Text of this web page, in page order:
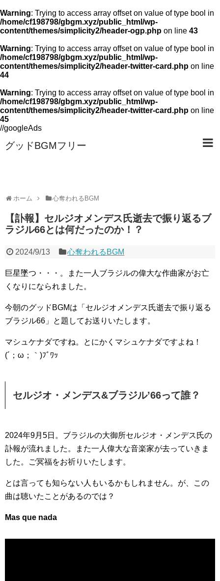
Warning: Trying to access array offset on value of type bool in
/home/cf198798/gbgm.xyz/public_html/wp-
content/themes/simplicity2/header-ogp.php on line 43
Warning: Trying to access array offset on value of type bool in
/home/cf198798/gbgm.xyz/public_html/wp-
content/themes/simplicity2/header-twitter-card.php on line
44
Warning: Trying to access array offset on value of type bool in
/home/cf198798/gbgm.xyz/public_html/wp-
content/themes/simplicity2/header-twitter-card.php on line
45
//googleAds
グッドBGMフリー
ホーム 心奪われるBGM
【訃報】セルジオメンデス氏逝去で振り返るブ
ラジル66とは何だったのか！？
2024/9/13 心奪われるBGM
巨星墜つ・・・。また一人ブラジルの偉大な作曲家がお亡
くなりになられました。
今朝のグッドBGMは「セルジオメンデス氏逝去で振り返る
ブラジル66」と題してお送りいたします。
マシュケナダですね。とにかくマシュケナダですよね！
(´；ω；｀)ﾌﾞﾜｯ
セルジオ・メンデス&ブラジル’66って誰？
2024年9月5日。ブラジルの大御所セルジオ・メンデス氏の
訃報が流れました。また一人偉大な音楽家が去っていきま
した。ご冥福をお祈りいたします。
とは言っても知らない人もいるかもしれません。が、この
曲は聴いたことがあるのでは？
Mas que nada